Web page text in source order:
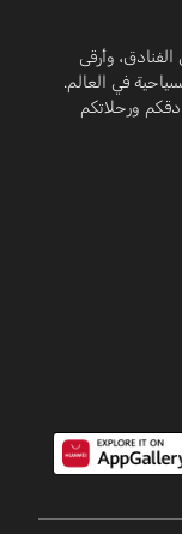
وأرقى
في العالم.
ورحلاتكم